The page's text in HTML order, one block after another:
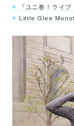
『ユニ春！ライ
Little Glee